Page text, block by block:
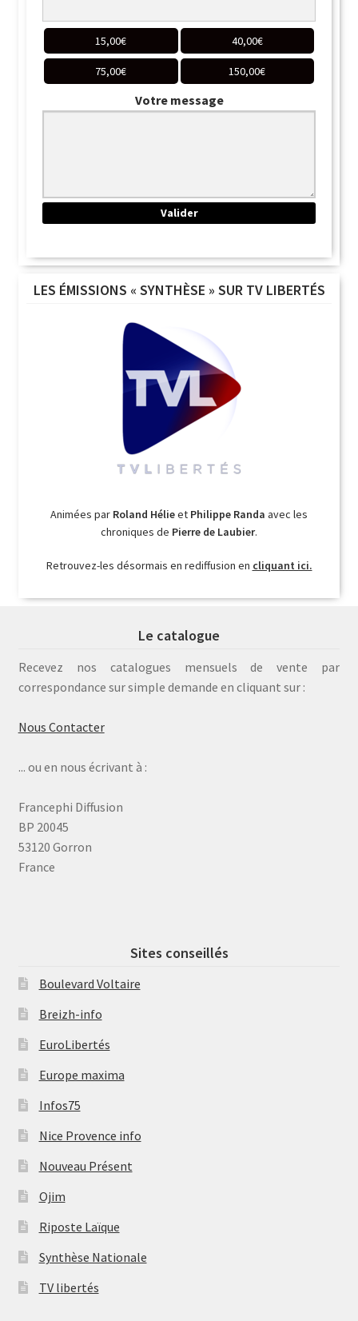
15,00€ 40,00€
75,00€ 150,00€
Votre message
LES ÉMISSIONS « SYNTHÈSE » SUR TV LIBERTÉS
Animées par Roland Hélieet Philippe Randa avec les
chroniques de Pierre de Laubier.
Retrouvez-les désormais en rediffusion en cliquant ici.
Le catalogue
Recevez nos catalogues mensuels de vente par
correspondance sur simple demande en cliquant sur :
Nous Contacter
... ou en nous écrivant à :
Francephi Diffusion
BP 20045
53120 Gorron
France
Sites conseillés
Boulevard Voltaire
Breizh-info
EuroLibertés
Europe maxima
Infos75
Nice Provence info
Nouveau Présent
Ojim
Riposte Laïque
Synthèse Nationale
TV libertés